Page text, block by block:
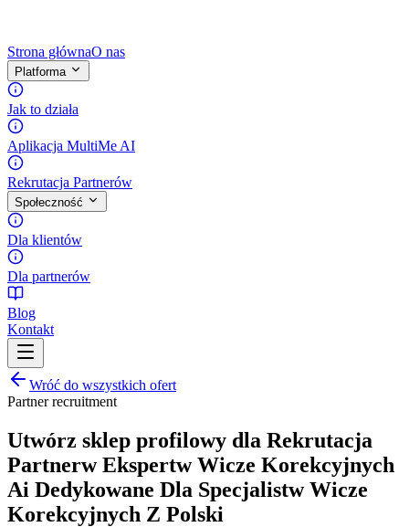
Strona głównaO nas
Platforma
Jak to działa
Aplikacja MultiMe AI
Rekrutacja Partnerów
Społeczność
Dla klientów
Dla partnerów
Blog
Kontakt
Wróć do wszystkich ofert
Partner recruitment
Utwórz sklep profilowy dla Rekrutacja
Partnerw Ekspertw Wicze Korekcyjnych
Ai Dedykowane Dla Specjalistw Wicze
Korekcyjnych Z Polski